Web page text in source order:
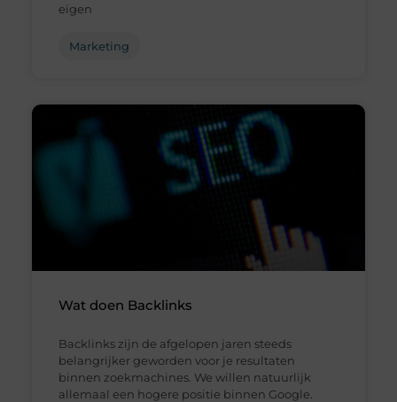
eigen
Marketing
Wat doen Backlinks
Backlinks zijn de afgelopen jaren steeds
belangrijker geworden voor je resultaten
binnen zoekmachines. We willen natuurlijk
allemaal een hogere positie binnen Google.